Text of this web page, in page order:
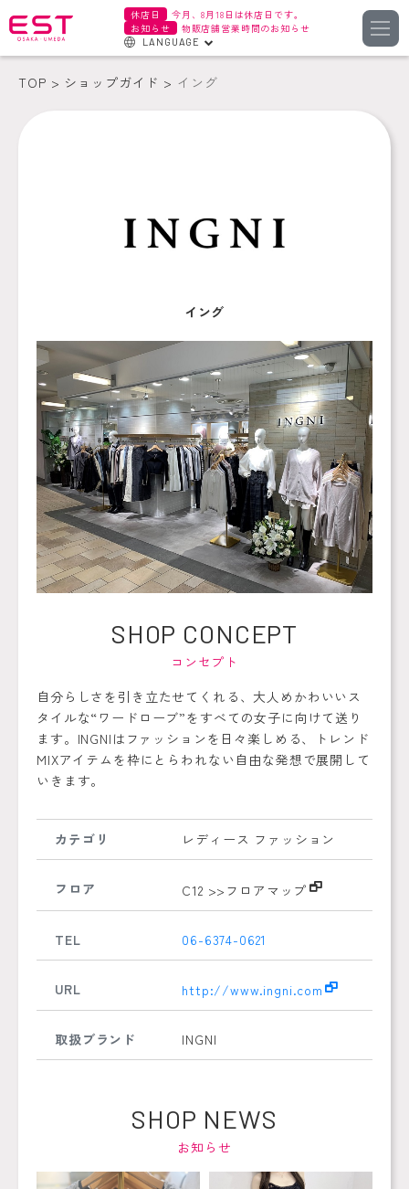
休店日
今月、8月18日は休店日です。
お知らせ
物販店舗営業時間のお知らせ
LANGUAGE
TOP ショップガイド イング
イング
SHOP CONCEPT
コンセプト
自分らしさを引き立たせてくれる、大人めかわいいス
タイルな“ワードローブ”をすべての女子に向けて送り
ます。INGNIはファッションを日々楽しめる、トレンド
MIXアイテムを枠にとらわれない自由な発想で展開して
いきます。
カテゴリ レディース ファッション
フロア C12 >>フロアマップ
TEL 06-6374-0621
URL http://www.ingni.com
取扱ブランド INGNI
SHOP NEWS
お知らせ